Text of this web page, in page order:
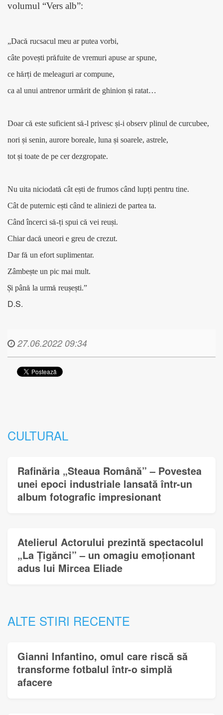
volumul “Vers alb”:
„Dacă rucsacul meu ar putea vorbi,
câte povești prăfuite de vremuri apuse ar spune,
ce hărți de meleaguri ar compune,
ca al unui antrenor urmărit de ghinion și ratat…
Doar că este suficient să-l privesc și-i observ plinul de curcubee,
nori și senin, aurore boreale, luna și soarele, astrele,
tot și toate de pe cer dezgropate.
Nu uita niciodată cât ești de frumos când lupți pentru tine.
Cât de puternic ești când te aliniezi de partea ta.
Când încerci să-ți spui că vei reuși.
Chiar dacă uneori e greu de crezut.
Dar fă un efort suplimentar.
Zâmbește un pic mai mult.
Și până la urmă reușești.”
D.S.
27.06.2022 09:34
CULTURAL
Rafinăria „Steaua Română” – Povestea
unei epoci industriale lansată într-un
album fotografic impresionant
Atelierul Actorului prezintă spectacolul
„La Țigănci” – un omagiu emoționant
adus lui Mircea Eliade
ALTE STIRI RECENTE
Gianni Infantino, omul care riscă să
transforme fotbalul într-o simplă
afacere